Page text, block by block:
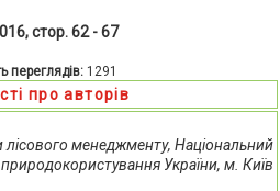
стор. 62 - 67
переглядів: 1291
про авторів
лісового менеджменту, Національний
природокористування України, м. Київ